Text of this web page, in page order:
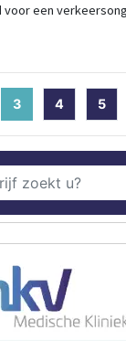
voor een
3 (current)
4 5